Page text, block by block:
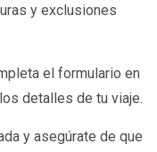
y exclusiones
el formulario en
detalles de tu viaje.
y asegúrate de que